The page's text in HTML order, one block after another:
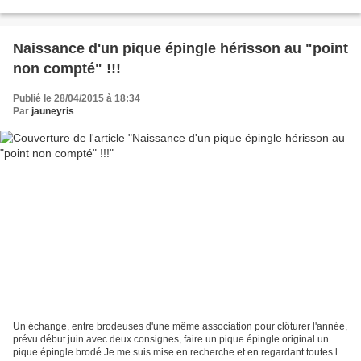
Naissance d'un pique épingle hérisson au "point
non compté" !!!
Publié le 28/04/2015 à 18:34
Par jauneyris
Un échange, entre brodeuses d'une même association pour clôturer l'année,
prévu début juin avec deux consignes, faire un pique épingle original un
pique épingle brodé Je me suis mise en recherche et en regardant toutes les